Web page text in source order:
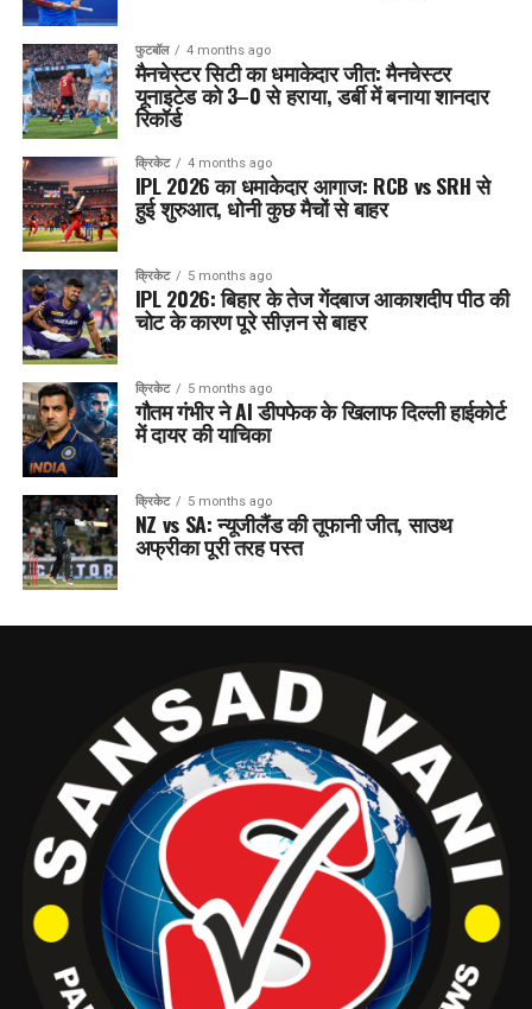
फुटबॉल 4 months ago
मैनचेस्टर सिटी का धमाकेदार जीत: मैनचेस्टर
यूनाइटेड को 3–0 से हराया, डर्बी में बनाया शानदार
रिकॉर्ड
क्रिकेट 4 months ago
IPL 2026 का धमाकेदार आगाज: RCB vs SRH से
हुई शुरुआत, धोनी कुछ मैचों से बाहर
क्रिकेट 5 months ago
IPL 2026: बिहार के तेज गेंदबाज आकाशदीप पीठ की
चोट के कारण पूरे सीज़न से बाहर
क्रिकेट 5 months ago
गौतम गंभीर ने AI डीपफेक के खिलाफ दिल्ली हाईकोर्ट
में दायर की याचिका
क्रिकेट 5 months ago
NZ vs SA: न्यूजीलैंड की तूफानी जीत, साउथ
अफ्रीका पूरी तरह पस्त